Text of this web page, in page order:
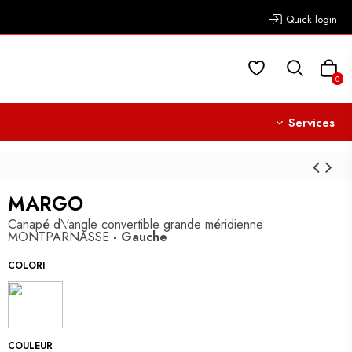
Quick login
0
Services
MARGO
Canapé d\'angle convertible grande méridienne
MONTPARNASSE - Gauche
COLORI
COULEUR